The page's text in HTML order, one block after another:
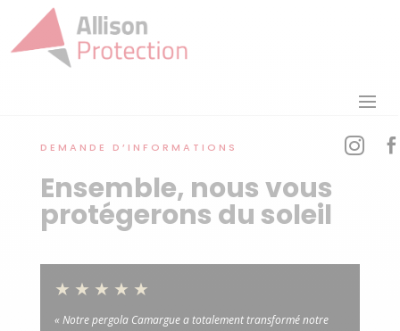


DEMANDE D’INFORMATIONS
Ensemble, nous vous
protégerons du soleil
★★★★★
« Notre pergola Camargue a totalement transformé notre